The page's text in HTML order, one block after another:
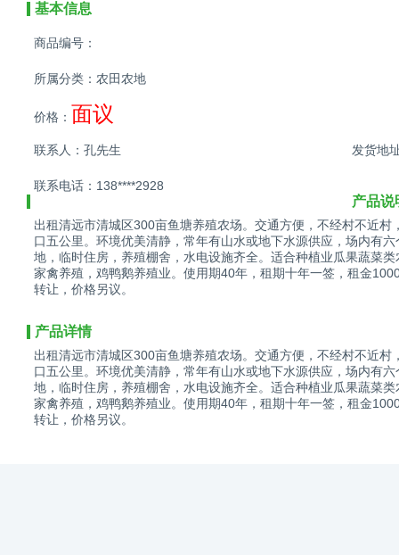
基本信息
商品编号：
所属分类：农田农地
价格： 面议
联系人：孔先生
联系电话：138****2928
发货地
产品说
出租清远市清城区300亩鱼塘养殖农场。交通方便，不经村不近村
口五公里。环境优美清静，常年有山水或地下水源供应，场内有
地，临时住房，养殖棚舍，水电设施齐全。适合种植业瓜果蔬菜
家禽养殖，鸡鸭鹅养殖业。使用期40年，租期十年一签，租金
转让，价格另议。
产品详情
出租清远市清城区300亩鱼塘养殖农场。交通方便，不经村不近村
口五公里。环境优美清静，常年有山水或地下水源供应，场内有
地，临时住房，养殖棚舍，水电设施齐全。适合种植业瓜果蔬菜
家禽养殖，鸡鸭鹅养殖业。使用期40年，租期十年一签，租金
转让，价格另议。